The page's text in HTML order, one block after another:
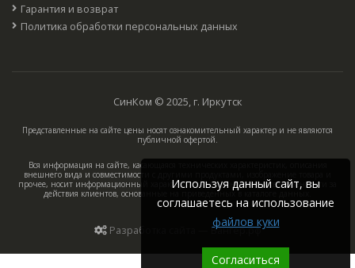
Используя данный сайт, вы
соглашаетесь на использование
файлов куки
Согласиться
Гарантия и возврат
Политика обработки персональных данных
СинКом © 2025, г. Иркутск
Представленные на сайте цены носят ознакомительный характер и не являются
публичной офертой.
Вся информация на сайте, касающаяся технических характеристик, описания
внешнего вида и совместимости с другими продуктами, изображение товара и
прочее, носит информационный характер, компания не несёт ответственности за
действия клиентов, основанные на приведённых в каталоге данных.
Разработка сайта — Вангер.рф